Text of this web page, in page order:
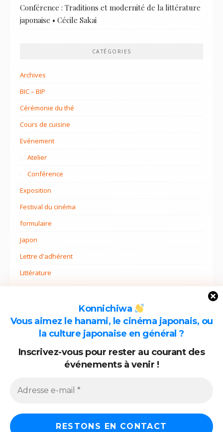
Konnichiwa
Vous aimez le hanami, le cinéma japonais, ou
la culture japonaise en général ?
Inscrivez-vous pour rester au courant des
événements à venir !
Conférence : Traditions et modernité de la littérature
japonaise • Cécile Sakai
CATÉGORIES
Archives
BIC – BIP
Cérémonie du thé
Cours de cuisine
Evénement
Atelier
Conférence
Exposition
Festival du cinéma
formulaire
Japon
Lettre d'adhérent
Littérature
Projets
Rentrée
ARCHIVES
Archives